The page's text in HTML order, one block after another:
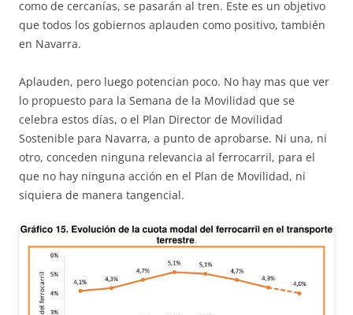
como de cercanías, se pasarán al tren. Este es un objetivo
que todos los gobiernos aplauden como positivo, también
en Navarra.
Aplauden, pero luego potencian poco. No hay mas que ver
lo propuesto para la Semana de la Movilidad que se
celebra estos días, o el Plan Director de Movilidad
Sostenible para Navarra, a punto de aprobarse. Ni una, ni
otro, conceden ninguna relevancia al ferrocarril, para el
que no hay ninguna acción en el Plan de Movilidad, ni
siquiera de manera tangencial.